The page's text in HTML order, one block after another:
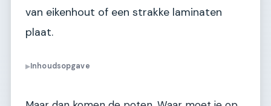
van eikenhout of een strakke laminaten
plaat.
▶Inhoudsopgave